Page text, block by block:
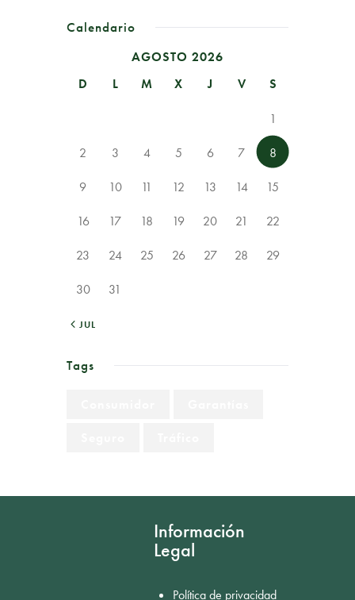
Calendario
AGOSTO 2026
D
L M X J V S
1
2 3 4 5 6 7 8
9 10 11 12 13 14 15
16 17 18 19 20 21 22
23 24 25 26 27 28 29
30 31
« JUL
Tags
Información
Legal
Política de privacidad